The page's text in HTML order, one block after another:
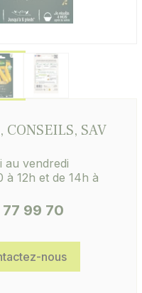
CONSEILS, SAV
au vendredi
à 12h et de 14h à
99 70
nous